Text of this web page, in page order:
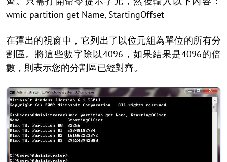
wmic partition get Name, StartingOffset
在彈出的視窗中，它列出了以位元組為單位的所有分
割區。將這些數字除以4096，如果結果是4096的倍
數，則表示您的分割區已經對齊。